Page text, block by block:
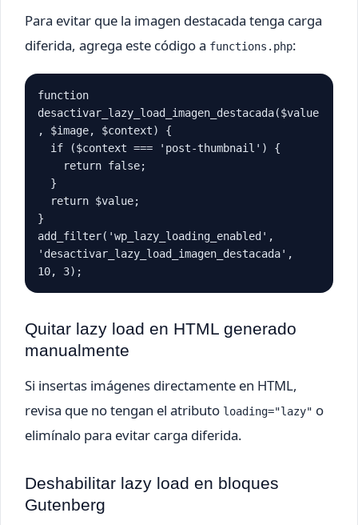
Para evitar que la imagen destacada tenga carga
diferida, agrega este código a functions.php:
function
desactivar_lazy_load_imagen_destacada($value
, $image, $context) {
}
add_filter('wp_lazy_loading_enabled',
'desactivar_lazy_load_imagen_destacada',
10, 3);
Quitar lazy load en HTML generado
manualmente
Si insertas imágenes directamente en HTML,
revisa que no tengan el atributo loading="lazy" o
elimínalo para evitar carga diferida.
Deshabilitar lazy load en bloques
Gutenberg